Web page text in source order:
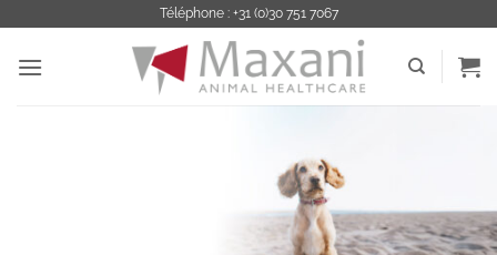
contenu
Téléphone : +31 (0)30 751 7067